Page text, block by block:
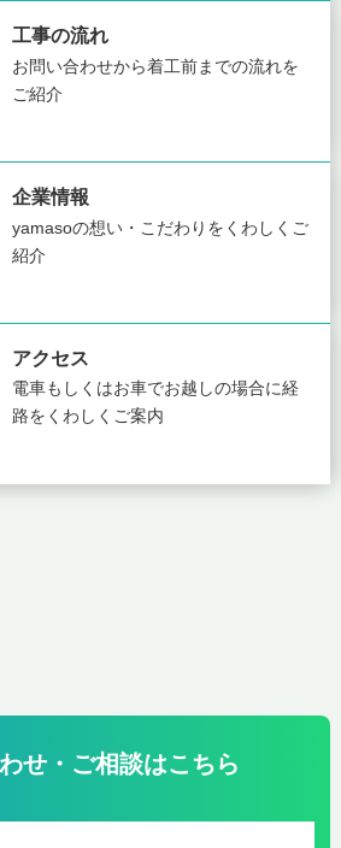
工事の流れ
お問い合わせから着工前までの流れを
ご紹介
企業情報
yamasoの想い・こだわりを くわしくご
紹介
アクセス
電車もしくはお車でお越しの場合に経
路をくわしくご案内
せ・ご相談はこちら